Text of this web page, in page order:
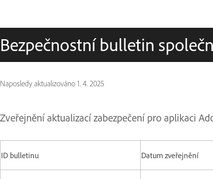
Bezpečnostní bulletin
Naposledy aktualizováno 1. 4. 2025
Zveřejnění aktualizací zabezpečení pro aplikaci
ID bulletinu Datum zveřejnění